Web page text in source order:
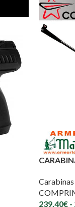
239,40€ -